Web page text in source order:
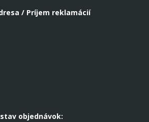
/ Príjem reklamácií
objednávok: